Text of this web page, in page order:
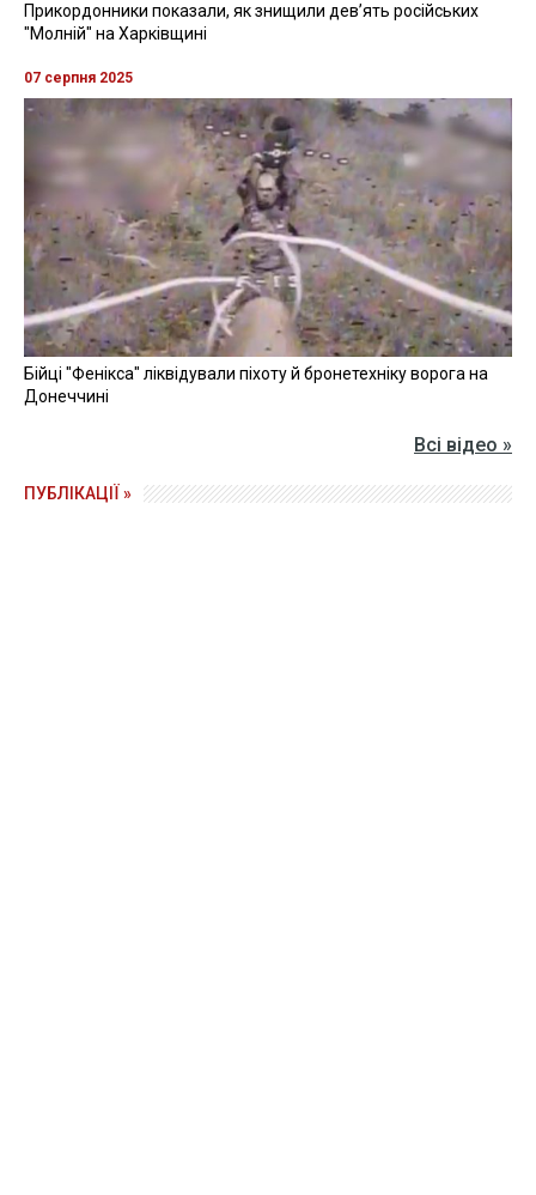
Прикордонники показали, як знищили девʼять російських
"Молній" на Харківщині
07 серпня 2025
Бійці "Фенікса" ліквідували піхоту й бронетехніку ворога на
Донеччині
Всі відео »
ПУБЛІКАЦІЇ »